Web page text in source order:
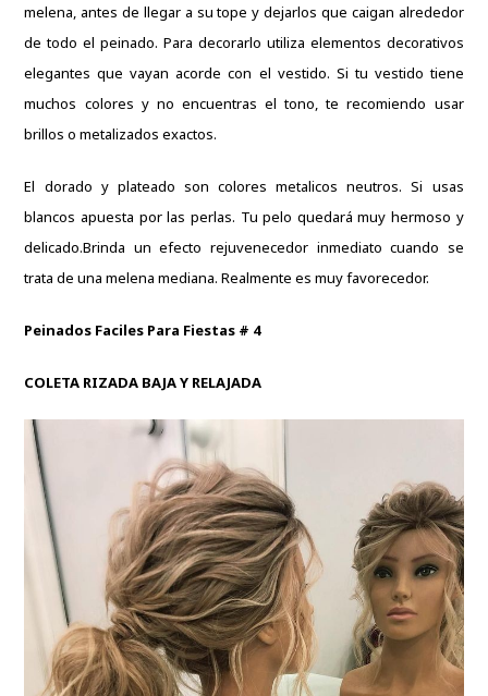
melena, antes de llegar a su tope y dejarlos que caigan alrededor
de todo el peinado. Para decorarlo utiliza elementos decorativos
elegantes que vayan acorde con el vestido. Si tu vestido tiene
muchos colores y no encuentras el tono, te recomiendo usar
brillos o metalizados exactos.
El dorado y plateado son colores metalicos neutros.Si usas
blancos apuesta por las perlas. Tu pelo quedará muy hermoso y
delicado.Brinda un efecto rejuvenecedor inmediato cuando se
trata de una melena mediana.Realmente es muy favorecedor.
Peinados Faciles Para Fiestas # 4
COLETA RIZADA BAJA Y RELAJADA